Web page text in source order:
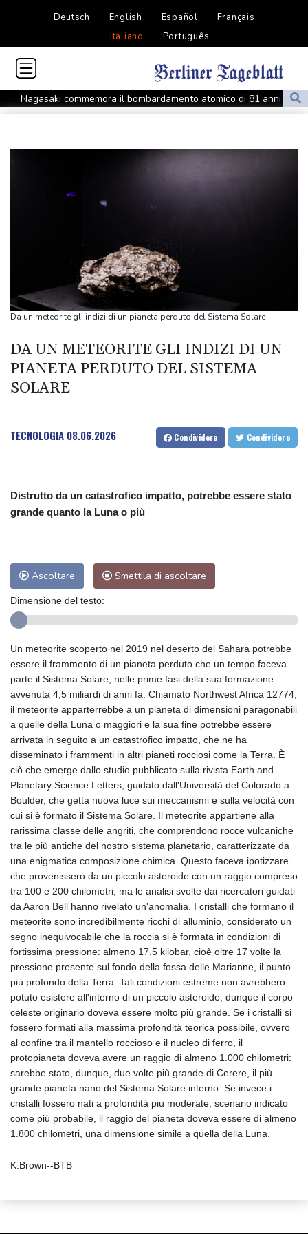
Deutsch English Español
Français
Italiano
Português
Nagasaki commemora il bombardamento atomico di 81 anni fa
Ankara, 'Egitto potrebbe essere il prossimo ad aderire al Patto
Ankara, 'Egitto potrebbe essere il prossimo ad aderire al Patto
Tennis, n.1 al mondo Sabalenka sconfitta da Alexandrova a
Odessa sotto attacco russo, danneggiati edifici e infrastrutture
Odessa sotto attacco russo, danneggiati edifici e infrastrutture
Teheran, 'se Usa non correggeranno il loro comportamento
Teheran, 'se Usa non correggeranno il loro comportamento
Hormuz resterà chiuso'
Malagò alla Gazzetta dello Sport, "Bianchedi capo delegazione
Da un meteorite gli indizi di un pianeta perduto del Sistema Solare
DA UN METEORITE GLI INDIZI DI UN
PIANETA PERDUTO DEL SISTEMA
SOLARE
TECNOLOGIA 08.06.2026 Condividere Condividere
Distrutto da un catastrofico impatto, potrebbe essere stato
grande quanto la Luna o più
Ascoltare Smettila di ascoltare
Dimensione del testo:
Un meteorite scoperto nel 2019 nel deserto del Sahara potrebbe
essere il frammento di un pianeta perduto che un tempo faceva
parte il Sistema Solare, nelle prime fasi della sua formazione
avvenuta 4,5 miliardi di anni fa. Chiamato Northwest Africa 12774,
il meteorite apparterrebbe a un pianeta di dimensioni paragonabili
a quelle della Luna o maggiori e la sua fine potrebbe essere
arrivata in seguito a un catastrofico impatto, che ne ha
disseminato i frammenti in altri pianeti rocciosi come la Terra. È
ciò che emerge dallo studio pubblicato sulla rivista Earth and
Planetary Science Letters, guidato dall'Università del Colorado a
Boulder, che getta nuova luce sui meccanismi e sulla velocità con
cui si è formato il Sistema Solare. Il meteorite appartiene alla
rarissima classe delle angriti, che comprendono rocce vulcaniche
tra le più antiche del nostro sistema planetario, caratterizzate da
una enigmatica composizione chimica. Questo faceva ipotizzare
che provenissero da un piccolo asteroide con un raggio compreso
tra 100 e 200 chilometri, ma le analisi svolte dai ricercatori guidati
da Aaron Bell hanno rivelato un'anomalia. I cristalli che formano il
meteorite sono incredibilmente ricchi di alluminio, considerato un
segno inequivocabile che la roccia si è formata in condizioni di
fortissima pressione: almeno 17,5 kilobar, cioè oltre 17 volte la
pressione presente sul fondo della fossa delle Marianne, il punto
più profondo della Terra. Tali condizioni estreme non avrebbero
potuto esistere all'interno di un piccolo asteroide, dunque il corpo
celeste originario doveva essere molto più grande. Se i cristalli si
fossero formati alla massima profondità teorica possibile, ovvero
al confine tra il mantello roccioso e il nucleo di ferro, il
protopianeta doveva avere un raggio di almeno 1.000 chilometri:
sarebbe stato, dunque, due volte più grande di Cerere, il più
grande pianeta nano del Sistema Solare interno. Se invece i
cristalli fossero nati a profondità più moderate, scenario indicato
come più probabile, il raggio del pianeta doveva essere di almeno
1.800 chilometri, una dimensione simile a quella della Luna.
K.Brown--BTB